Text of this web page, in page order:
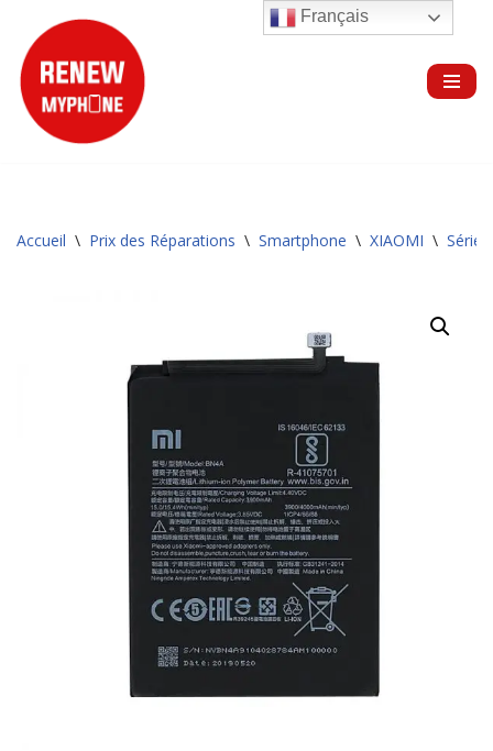
Aller
au
contenu
Accueil \ Prix des Réparations \ Smartphone \ XIAOMI \ Série
Français